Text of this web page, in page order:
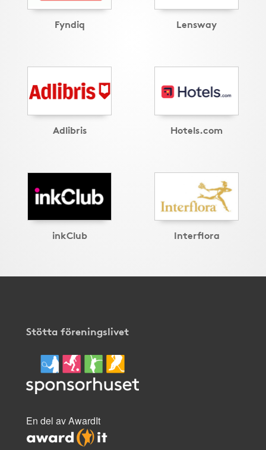
Fyndiq Lensway
Adlibris Hotels.com
inkClub Interflora
Stötta föreningslivet
En del av AwardIt